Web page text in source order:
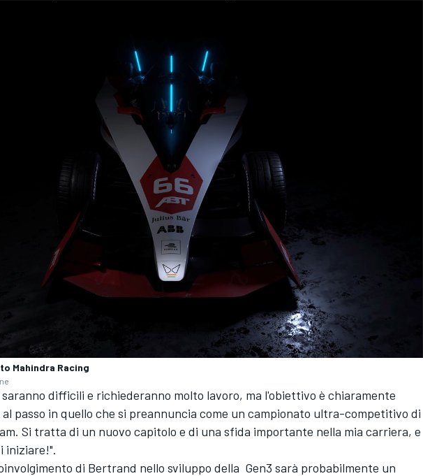
Mahindra Racing
saranno difficili e richiederanno molto lavoro, ma l'obiettivo è chiaramente
al passo in quello che si preannuncia come un campionato ultra-competitivo di
Si tratta di un nuovo capitolo e di una sfida importante nella mia carriera, e
iniziare!".
di Bertrand nello sviluppo della Gen3 sarà probabilmente un